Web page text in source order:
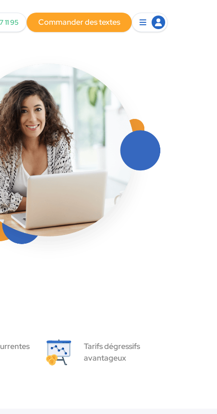
11 95 Commander des textes
Tarifs dégressifs
avantageux